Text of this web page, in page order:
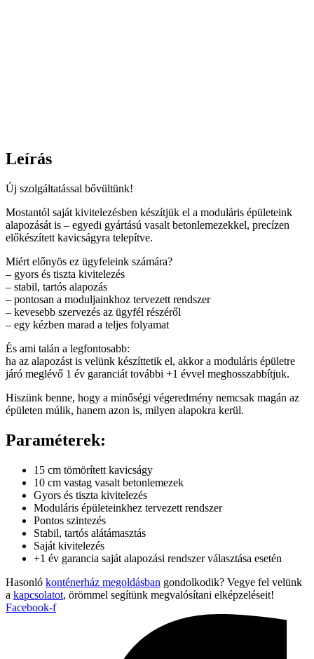
Leírás
Új szolgáltatással bővültünk!
Mostantól saját kivitelezésben készítjük el a moduláris épületeink
alapozását is – egyedi gyártású vasalt betonlemezekkel, precízen
előkészített kavicságyra telepítve.
Miért előnyös ez ügyfeleink számára?
– gyors és tiszta kivitelezés
– stabil, tartós alapozás
– pontosan a moduljainkhoz tervezett rendszer
– kevesebb szervezés az ügyfél részéről
– egy kézben marad a teljes folyamat
És ami talán a legfontosabb:
ha az alapozást is velünk készíttetik el, akkor a moduláris épületre
járó meglévő 1 év garanciát további +1 évvel meghosszabbítjuk.
Hiszünk benne, hogy a minőségi végeredmény nemcsak magán az
épületen múlik, hanem azon is, milyen alapokra kerül.
Paraméterek:
15 cm tömörített kavicságy
10 cm vastag vasalt betonlemezek
Gyors és tiszta kivitelezés
Moduláris épületeinkhez tervezett rendszer
Pontos szintezés
Stabil, tartós alátámasztás
Saját kivitelezés
+1 év garancia saját alapozási rendszer választása esetén
Hasonló konténerház megoldásban gondolkodik? Vegye fel velünk
a kapcsolatot, örömmel segítünk megvalósítani elképzeléseit!
Facebook-f